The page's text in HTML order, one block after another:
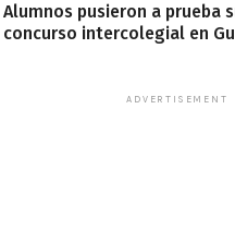
Alumnos pusieron a prueba
concurso intercolegial en
ADVERTISEMENT